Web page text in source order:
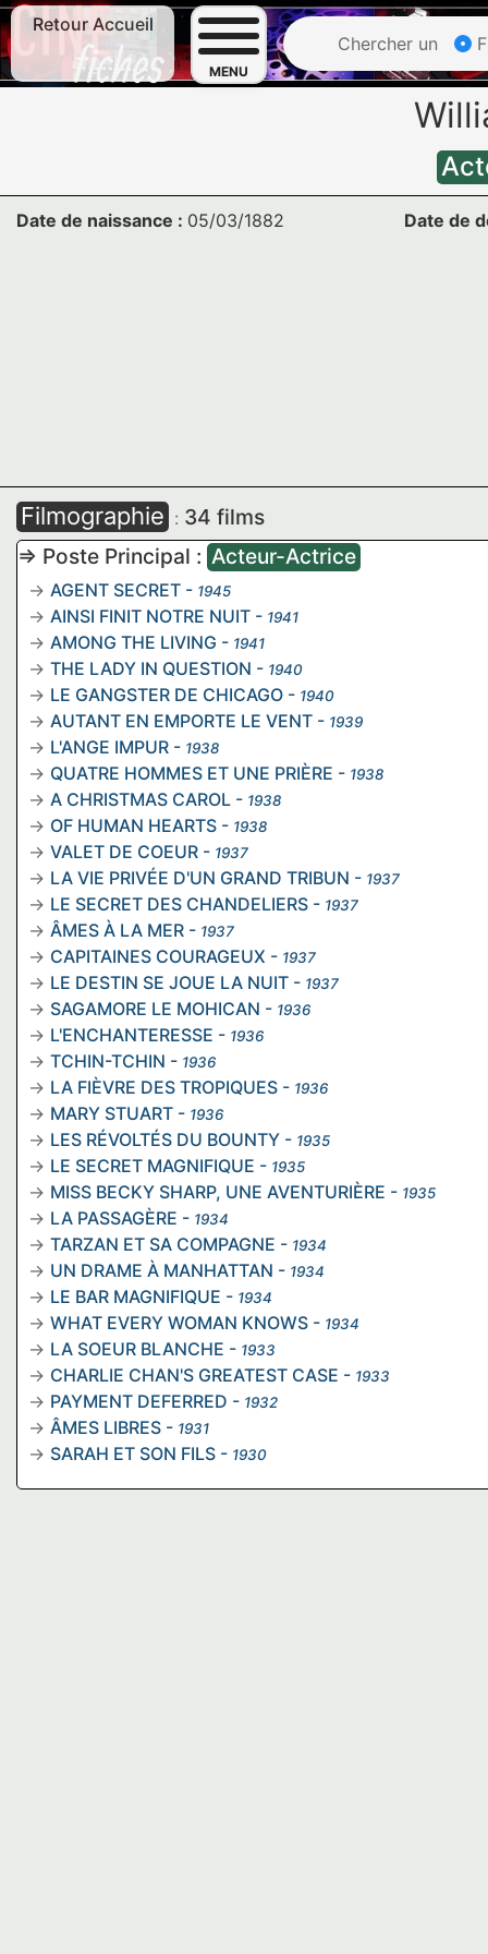
Retour Accueil
MENU
Chercher un
Date de naissance : 05/03/1882 Date de
Filmographie : 34 films
=> Poste Principal : Acteur-Actrice
AGENT SECRET - 1945
AINSI FINIT NOTRE NUIT - 1941
AMONG THE LIVING - 1941
THE LADY IN QUESTION - 1940
LE GANGSTER DE CHICAGO - 1940
AUTANT EN EMPORTE LE VENT - 1939
L'ANGE IMPUR - 1938
QUATRE HOMMES ET UNE PRIÈRE - 1938
A CHRISTMAS CAROL - 1938
OF HUMAN HEARTS - 1938
VALET DE COEUR - 1937
LA VIE PRIVÉE D'UN GRAND TRIBUN - 1937
LE SECRET DES CHANDELIERS - 1937
ÂMES À LA MER - 1937
CAPITAINES COURAGEUX - 1937
LE DESTIN SE JOUE LA NUIT - 1937
SAGAMORE LE MOHICAN - 1936
L'ENCHANTERESSE - 1936
TCHIN-TCHIN - 1936
LA FIÈVRE DES TROPIQUES - 1936
MARY STUART - 1936
LES RÉVOLTÉS DU BOUNTY - 1935
LE SECRET MAGNIFIQUE - 1935
MISS BECKY SHARP, UNE AVENTURIÈRE - 1935
LA PASSAGÈRE - 1934
TARZAN ET SA COMPAGNE - 1934
UN DRAME À MANHATTAN - 1934
LE BAR MAGNIFIQUE - 1934
WHAT EVERY WOMAN KNOWS - 1934
LA SOEUR BLANCHE - 1933
CHARLIE CHAN'S GREATEST CASE - 1933
PAYMENT DEFERRED - 1932
ÂMES LIBRES - 1931
SARAH ET SON FILS - 1930